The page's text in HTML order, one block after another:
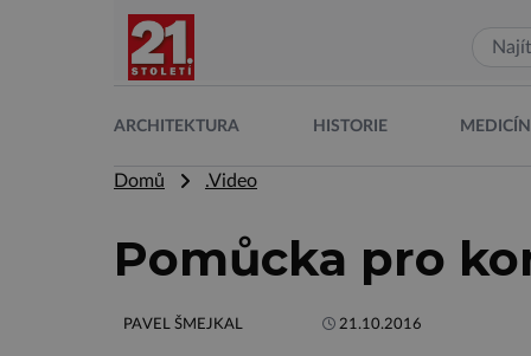
ARCHITEKTURA HISTORIE
Domů .Video
Pomůcka pro
PAVEL ŠMEJKAL 21.10.2016